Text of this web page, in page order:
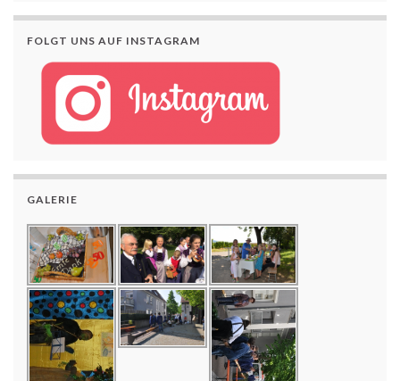
FOLGT UNS AUF INSTAGRAM
GALERIE